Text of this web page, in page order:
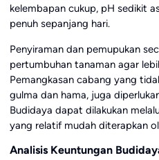
kelembapan cukup, pH sedikit
penuh sepanjang hari.
Penyiraman dan pemupukan
pertumbuhan tanaman agar
Pemangkasan cabang yang
gulma dan hama, juga
Budidaya dapat dilakukan
yang relatif mudah diterapkan
Analisis Keuntungan